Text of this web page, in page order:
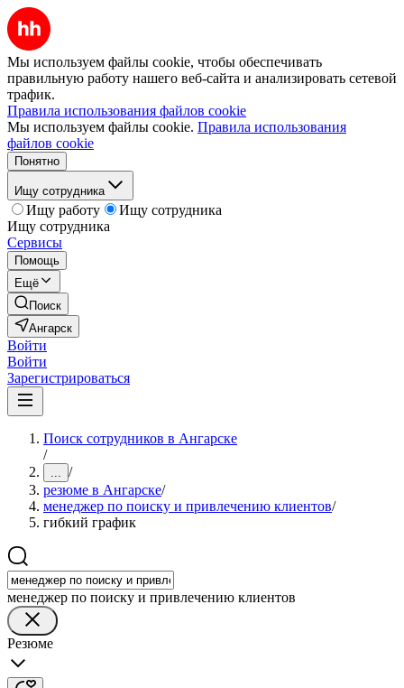
Мы используем файлы cookie, чтобы обеспечивать
правильную работу нашего веб-сайта и анализировать сетевой
трафик.
Правила использования файлов cookie
Мы используем файлы cookie. Правила использования
файлов cookie
Понятно
Ищу сотрудника
Ищу работу
Ищу сотрудника
Ищу сотрудника
Сервисы
Помощь
Ещё
Поиск
Ангарск
Войти
Войти
Зарегистрироваться
Поиск сотрудников в Ангарске
/
... /
резюме в Ангарске/
менеджер по поиску и привлечению клиентов/
гибкий график
менеджер по поиску и привлечению клиентов
Резюме